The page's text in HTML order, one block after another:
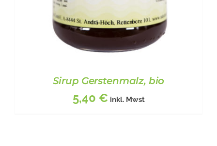
Sirup Gerstenmalz, bio
5,40 € inkl. Mwst